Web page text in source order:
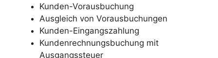
Kunden-Vorausbuchung
Ausgleich von Vorausbuchungen
Kunden-Eingangszahlung
Kundenrechnungsbuchung mit
Ausgangssteuer